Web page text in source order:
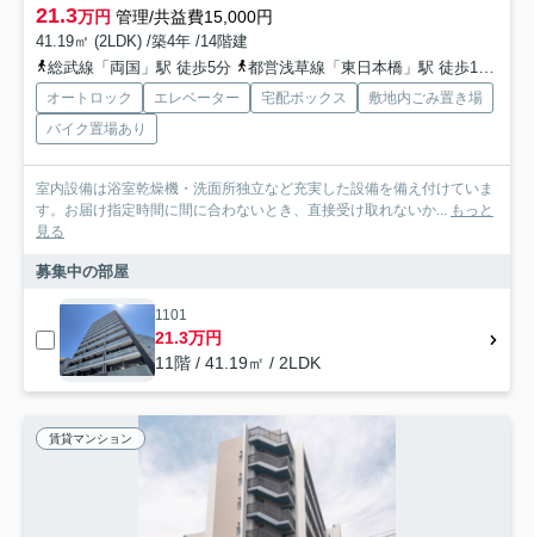
21.3万円 管理/共益費15,000円
41.19㎡ (2LDK) /築4年 /14階建
総武線「両国」駅 徒歩5分
都営浅草線「東日本橋」駅 徒歩10分
オートロック エレベーター 宅配ボックス
敷地内ごみ置き場
バイク置場あり
室内設備は浴室乾燥機・洗面所独立など充実した設備を備え付けていま
す。お届け指定時間に間に合わないとき、直接受け取れないか... もっと
見る
募集中の部屋
1101
21.3万円
11階 / 41.19㎡ / 2LDK
賃貸マンション